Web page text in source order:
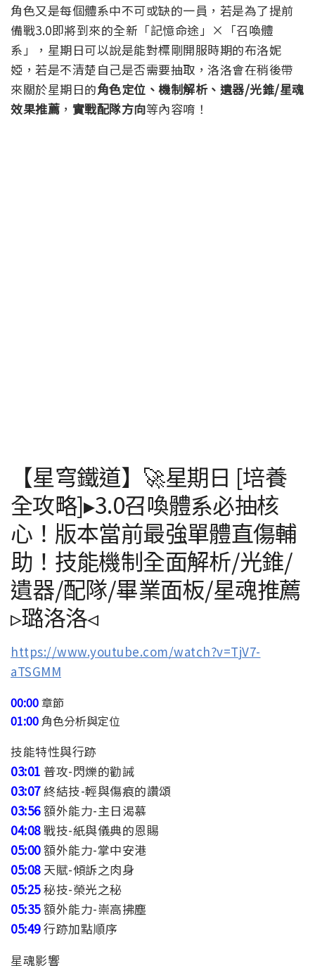
角色又是每個體系中不可或缺的一員，若是為了提前
備戰3.0即將到來的全新「記憶命途」×「召喚體
系」，星期日可以說是能對標剛開服時期的布洛妮
婭，若是不清楚自己是否需要抽取，洛洛會在稍後帶
來關於星期日的角色定位、機制解析、遺器/光錐/星魂
效果推薦 ， 實戰配隊方向等內容唷！
【星穹鐵道】🚀星期日 [培養
全攻略]▸3.0召喚體系必抽核
心！版本當前最強單體直傷輔
助！技能機制全面解析/光錐/
遺器/配隊/畢業面板/星魂推薦
▹璐洛洛◃
https://www.youtube.com/watch?v=TjV7-
aTSGMM
00:00章節
01:00角色分析與定位
技能特性與行跡
03:01 普攻-閃爍的勸誡
03:07終結技-輕與傷痕的讚頌
03:56額外能力-主日渴慕
04:08戰技-紙與儀典的恩賜
05:00額外能力-掌中安港
05:08 天賦-傾訴之肉身
05:25秘技-榮光之秘
05:35額外能力-崇高拂塵
05:49行跡加點順序
星魂影響